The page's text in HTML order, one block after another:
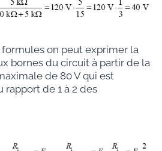
on peut exprimer la
bornes du circuit à partir de la
de 80 V qui est
de 1 à 2 des